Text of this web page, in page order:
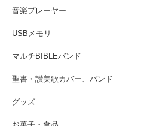
音楽プレーヤー
USBメモリ
マルチBIBLEバンド
聖書・讃美歌カバー、バンド
グッズ